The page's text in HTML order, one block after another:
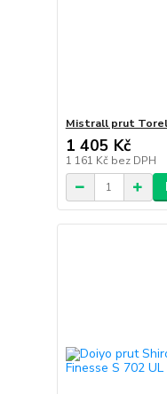
Mistrall prut
1 405 Kč
1 161 Kč bez DPH